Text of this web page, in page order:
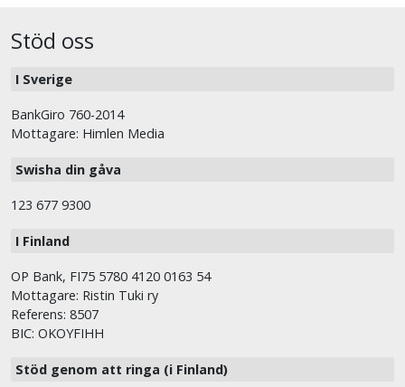
Stöd oss
I Sverige
BankGiro 760-2014
Mottagare: Himlen Media
Swisha din gåva
123 677 9300
I Finland
OP Bank, FI75 5780 4120 0163 54
Mottagare: Ristin Tuki ry
Referens: 8507
BIC: OKOYFIHH
Stöd genom att ringa (i Finland)